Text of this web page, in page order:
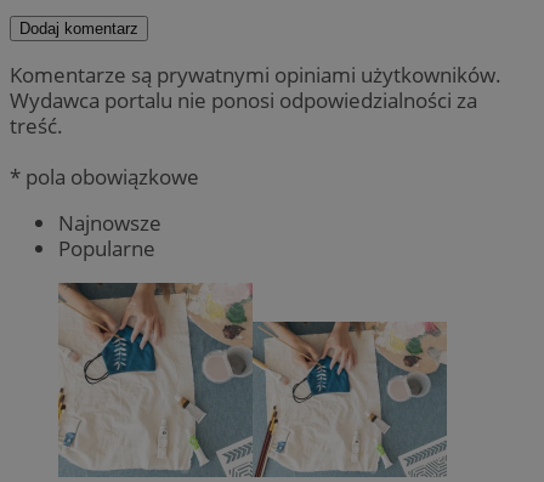
Dodaj komentarz
Komentarze są prywatnymi opiniami użytkowników.
Wydawca portalu nie ponosi odpowiedzialności za
treść.
* pola obowiązkowe
Najnowsze
Popularne